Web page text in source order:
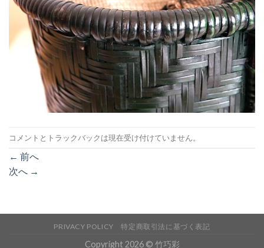
コメントとトラックバックは現在受け付けていません。
← 前へ
次へ →
PRIVACY POLICY 特定商取引法に基づく表記
Copyright 2026 © 竹巧彩